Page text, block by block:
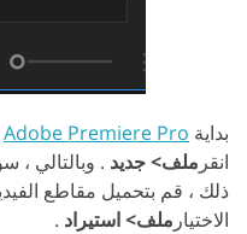
بداية Adobe Premiere Pro
انقر ملف> جديد . وبالتالي
ذلك ، قم بتحميل مقاطع
الاختيار ملف> استيراد .